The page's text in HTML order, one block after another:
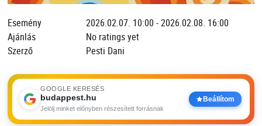
Esemény
2026.02.07. 10:00 - 2026.02.08. 16:00
Ajánlás
No ratings yet
Szerző
Pesti Dani
GOOGLE KERESÉS
budappest.hu
Jelölj minket előnyben részesített forrásnak
Beállítom